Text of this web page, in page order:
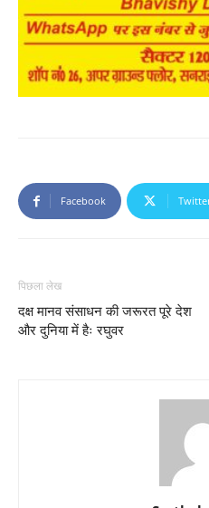
Facebook
पिछला लेख
दक्ष मानव संसाधन की जरूरत पूरे देश
और दुनिया में हैः रघुवर